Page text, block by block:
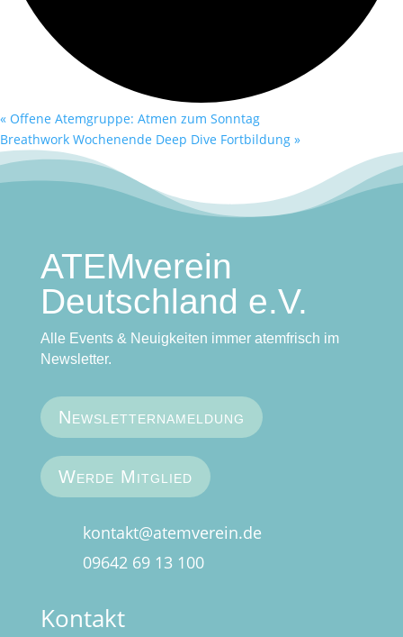
« Offene Atemgruppe: Atmen zum Sonntag
Breathwork Wochenende Deep Dive Fortbildung »
ATEMverein
Deutschland e.V.
Alle Events & Neuigkeiten immer atemfrisch im
Newsletter.
Newsletternameldung
Werde Mitglied
kontakt@atemverein.de
09642 69 13 100
Kontakt